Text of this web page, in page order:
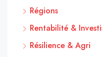
Régions
Rentabilité &
Résilience & Agri